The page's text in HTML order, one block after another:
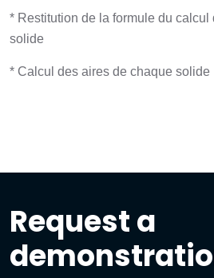
* Restitution de la formule du
solide
* Calcul des aires de chaque solide
Request a